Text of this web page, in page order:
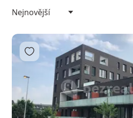
Přidat do oblíbených